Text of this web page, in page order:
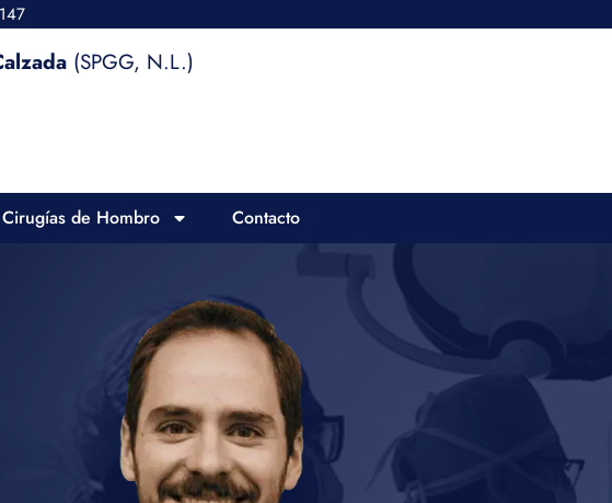
(SPGG, N.L.)
Cirugías de Hombro Contacto